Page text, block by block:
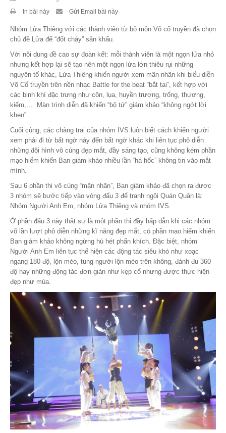
In bài này
Gửi Email bài này
Nhóm Lửa Thiêng với các thành viên từ bộ môn Võ cổ truyền đã chọn
chủ đề Lửa để “đốt cháy” sân khấu.
Với nội dung đề cao sự đoàn kết: mỗi thành viên là một ngọn lửa nhỏ
nhưng kết hợp lại sẽ tạo nên một ngọn lửa lớn thiêu rụi những
nguyên tố khác, Lửa Thiêng khiến người xem mãn nhãn khi biểu diễn
Võ Cổ truyền trên nền nhạc Battle for the beat “bắt tai”, kết hợp với
các binh khí đặc trưng như côn, lụa, huyền trượng, trống, thương,
kiếm,… Màn trình diễn đã khiến “bộ tứ” giám khảo “không ngớt lời
khen”.
Cuối cùng, các chàng trai của nhóm IVS luôn biết cách khiến người
xem phải đi từ bất ngờ này đến bất ngờ khác khi liên tục phô diễn
những đội hình vô cùng đẹp mắt, đầy sáng tạo, cũng không kém phần
mạo hiểm khiến Ban giám khảo nhiều lần “há hốc” không tin vào mắt
mình.
Sau 6 phần thi vô cùng “mãn nhãn”, Ban giám khảo đã chọn ra được
3 nhóm sẽ bước tiếp vào vòng đấu 3 để tranh ngôi Quán Quân là:
Nhóm Người Anh Em, nhóm Lửa Thiêng và nhóm IVS.
Ở phần đấu 3 này thật sự là một phần thi đầy hấp dẫn khi các nhóm
võ lần lượt phô diễn những kĩ năng đẹp mắt, có phần mạo hiểm khiến
Ban giám khảo không ngừng hú hét phấn khích. Đặc biệt, nhóm
Người Anh Em liên tục thể hiện các động tác siêu khó như xoạc
ngang 180 độ, lộn mèo, tung người lộn mèo trên không, đánh đu 360
độ hay những động tác đơn giản như kẹp cổ nhưng được thực hiện
đẹp như múa.